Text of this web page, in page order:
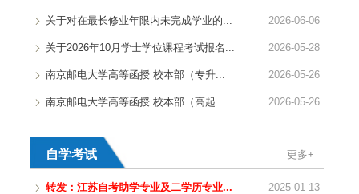
关于对在最长修业年限内未完成学业的... 2026-06-06
关于2026年10月学士学位课程考试报名... 2026-05-28
南京邮电大学高等函授 校本部（专升... 2026-05-26
南京邮电大学高等函授 校本部（高起... 2026-05-26
自学考试 更多+
转发：江苏自考助学专业及二学历专业... 2025-01-13